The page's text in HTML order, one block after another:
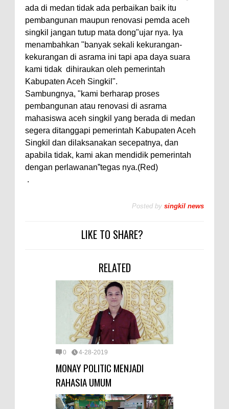
ada di medan tidak ada perbaikan baik itu
pembangunan maupun renovasi pemda aceh
singkil jangan tutup mata dong"ujar nya. Iya
menambahkan "banyak sekali kekurangan-
kekurangan di asrama ini tapi apa daya suara
kami tidak dihiraukan oleh pemerintah
Kabupaten Aceh Singkil".
Sambungnya, "kami berharap proses
pembangunan atau renovasi di asrama
mahasiswa aceh singkil yang berada di medan
segera ditanggapi pemerintah Kabupaten Aceh
Singkil dan dilaksanakan secepatnya, dan
apabila tidak, kami akan mendidik pemerintah
dengan perlawanan”tegas nya.(Red)
.
Posted by singkil news
LIKE TO SHARE?
RELATED
0 4-28-2019
MONAY POLITIC MENJADI
RAHASIA UMUM